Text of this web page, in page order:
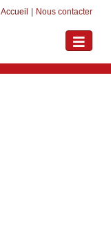
Accueil Nous contacter
Toggle